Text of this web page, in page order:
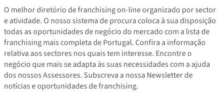
O melhor diretório de franchising on-line organizado por sector
e atividade. O nosso sistema de procura coloca à sua disposição
todas as oportunidades de negócio do mercado com a lista de
franchising mais completa de Portugal. Confira a informação
relativa aos sectores nos quais tem interesse. Encontre o
negócio que mais se adapta às suas necessidades com a ajuda
dos nossos Assessores. Subscreva a nossa Newsletter de
notícias e oportunidades de franchising.